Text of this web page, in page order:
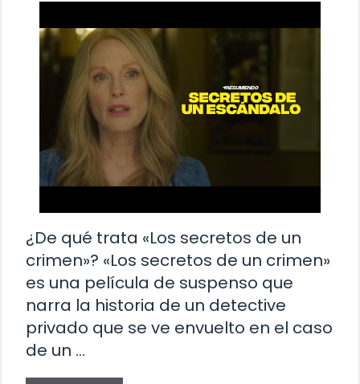
¿De qué trata «Los secretos de un
crimen»? «Los secretos de un crimen»
es una película de suspenso que
narra la historia de un detective
privado que se ve envuelto en el caso
de un …